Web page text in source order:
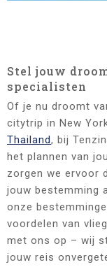
Stel jouw
specialisten
Of je nu droomt
citytrip in New
Thailand, bij
het plannen van
zorgen we ervoor
jouw bestemming
onze
voordelen van
met ons op – wij
jouw reis